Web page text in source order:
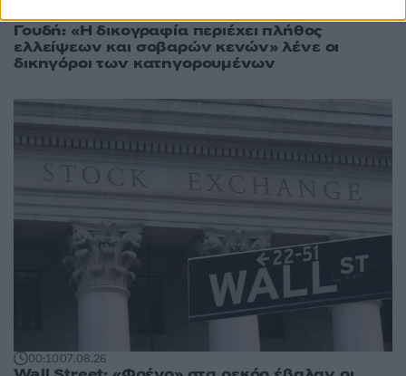
Φωτιά στο παλιό κτίριο του Μπάντμιντον στο
Γουδή: «Η δικογραφία περιέχει πλήθος
ελλείψεων και σοβαρών κενών» λένε οι
δικηγόροι των κατηγορουμένων
00:1007.08.26